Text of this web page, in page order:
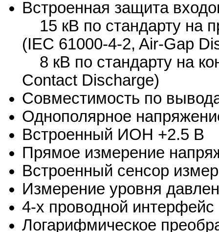
Встроенная защита
15 кВ по стандарту на
(IEC 61000-4-2, Air-Gap
8 кВ по стандарту на
Contact Discharge)
Совместимость по
Однополярное
Встроенный ИОН +2.5 В
Прямое измерение
Встроенный сенсор
Измерение уровня
4-х проводной
Логарифмическое